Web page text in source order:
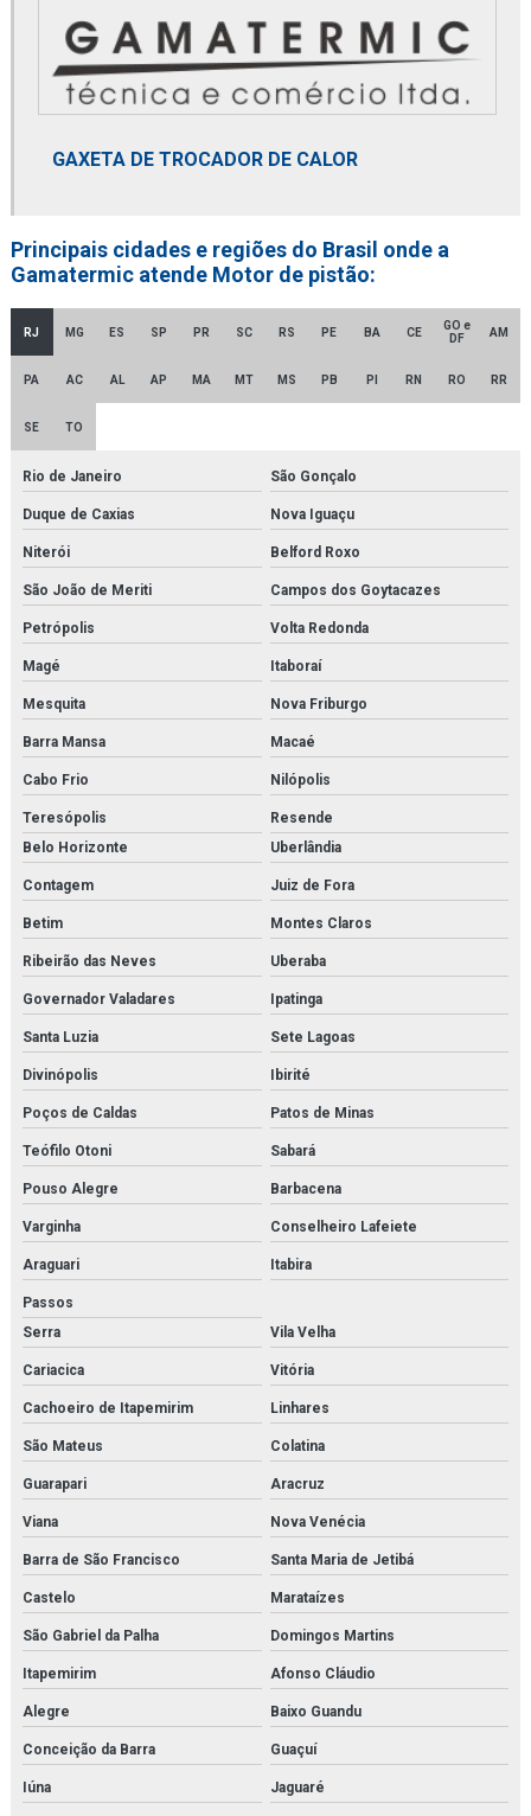
Elemento coalescente
Elemento termostático
Empresa distribuidora de filtro hidráulico racor
Empresa revendedora de filtro hidráulico racor
Empresa de secador de ar comprimido
Empresa de secador de ar comprimido por adsorção
Fabricantes de gerador de nitrogênio
Fbo 60329
Filter element parker
Filtro de cartucho
Filtro de cartucho orçamento
Filtro coalescente domnick hunter
Filtro de contaminantes orçamento
Filtro danfoss
Filtro domnick hunter
Filtro finite orçamento
Filtro hidráulico de pressão
Filtro hidráulico racor
Filtro hidráulico racor orçamento
Filtro hidráulico de retorno
Filtro parker
Filtros hda parker
Gaxeta de trocador de calor
Gerador de n2
Gerador de nitrogênio preço
Geradores de nitrogênio
GAXETA DE TROCADOR DE CALOR
Principais cidades e regiões do Brasil onde a
Gamatermic atende Motor de pistão:
RJ MG ES SP PR SC RS PE BA CE
GO e
DF
AM
PA AC AL AP MA MT MS PB PI RN RO RR
SE TO
Rio de Janeiro São Gonçalo
Duque de Caxias Nova Iguaçu
Niterói Belford Roxo
São João de Meriti Campos dos Goytacazes
Petrópolis Volta Redonda
Magé Itaboraí
Mesquita Nova Friburgo
Barra Mansa Macaé
Cabo Frio Nilópolis
Teresópolis
Resende
Belo Horizonte
Uberlândia
Contagem Juiz de Fora
Betim Montes Claros
Ribeirão das Neves Uberaba
Governador Valadares Ipatinga
Santa Luzia Sete Lagoas
Divinópolis Ibirité
Poços de Caldas Patos de Minas
Teófilo Otoni Sabará
Pouso Alegre Barbacena
Varginha Conselheiro Lafeiete
Araguari Itabira
Passos
Serra
Vila Velha
Cariacica Vitória
Cachoeiro de Itapemirim Linhares
São Mateus Colatina
Guarapari Aracruz
Viana Nova Venécia
Barra de São Francisco Santa Maria de Jetibá
Castelo Marataízes
São Gabriel da Palha Domingos Martins
Itapemirim Afonso Cláudio
Alegre Baixo Guandu
Conceição da Barra Guaçuí
Iúna Jaguaré